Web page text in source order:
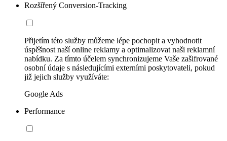
Rozšířený Conversion-Tracking
Přijetím této služby můžeme lépe pochopit a vyhodnotit
úspěšnost naší online reklamy a optimalizovat naši reklamní
nabídku. Za tímto účelem synchronizujeme Vaše zašifrované
osobní údaje s následujícími externími poskytovateli, pokud
již jejich služby využíváte:
Google Ads
Performance